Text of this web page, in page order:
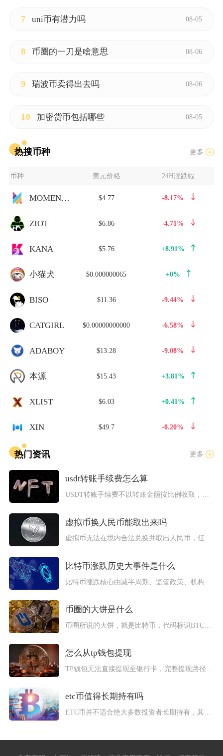
7 uni币有潜力吗 08-05
8 币圈的一刀是啥意思 08-06
9 瑞波币卖得出去吗 08-06
10 加密货币包括哪些 08-05
热搜币种 更多
币种 美元价格 24H涨跌幅
MOMENTO $4.77 -8.17%
ZIOT $6.86 -4.71%
KANA $5.76 +8.91%
小猫犬 $0.000000065 +0%
BISO $11.36 -9.44%
CATGIRL $0.00000000000 -6.58%
ADABOY $13.28 -9.08%
本源 $15.43 +3.81%
XLIST $6.03 +0.41%
XIN $49.7 -0.20%
热门资讯 更多
usdt转账手续费怎么算
USDT转账手续费不以转账金额按比例收取，核心由所选区块链底...
虚拟币换人民币能取出来吗
虚拟币无法在境内合法兑换并取出人民币，任何相关兑换及提现行为...
比特币涨跌历史大事件是什么
币圈的大饼是什么
币圈所说的大饼，就是比特币，代码标识BTC，是中文加密社群长...
怎么从tp钱包提现
etc币值得长期持有吗
ETC币并不适合绝大多数投资者长期持有，其长期持有价值有限，...